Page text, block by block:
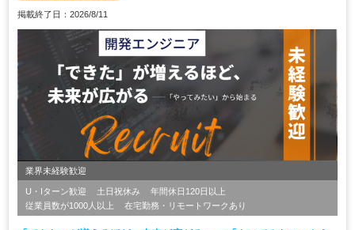
掲載終了日：2026/8/11
業界未経験歓迎
U・Iターン歓迎 土日祝休み
年間休日120日以上
従業員数が1000人以上
在宅勤務・リモートワークあり